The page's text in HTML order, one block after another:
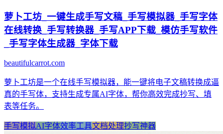
萝卜工坊_一键生成手写文稿_手写模拟器_手写字体
在线转换_手写转换器_手写APP下载_模仿手写软件
_手写字体生成器_字体下载
beautifulcarrot.com
萝卜工坊是一个在线手写模拟器，能一键将电子文稿转换成逼
真的手写体，支持生成专属AI字体，帮你高效完成抄写、填
表等任务。
手写模拟AI字体效率工具文档处理抄写神器